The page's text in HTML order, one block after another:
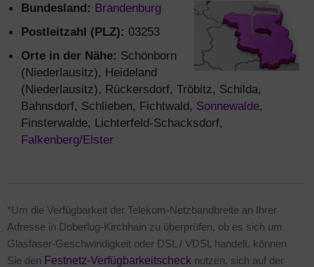
Bundesland: Brandenburg
Postleitzahl (PLZ): 03253
Orte in der Nähe: Schönborn
(Niederlausitz), Heideland
(Niederlausitz), Rückersdorf, Tröbitz, Schilda,
Bahnsdorf, Schlieben, Fichtwald, Sonnewalde,
Finsterwalde, Lichterfeld-Schacksdorf,
Falkenberg/Elster
*Um die Verfügbarkeit der Telekom-Netzbandbreite an Ihrer
Adresse in Doberlug-Kirchhain zu überprüfen, ob es sich um
Glasfaser-Geschwindigkeit oder DSL / VDSL handelt, können
Sie den Festnetz-Verfügbarkeitscheck nutzen, sich auf der